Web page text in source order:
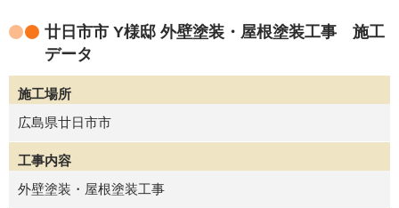
廿日市市 Y様邸 外壁塗装・屋根塗装工事 施工
データ
施工場所
広島県廿日市市
工事内容
外壁塗装・屋根塗装工事